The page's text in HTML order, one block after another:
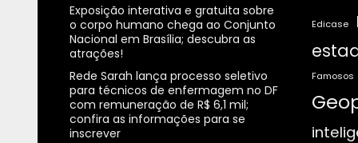
Exposição interativa e gratuita sobre
o corpo humano chega ao Conjunto
Nacional em Brasília; descubra as
atrações!
Rede Sarah lança processo seletivo
para técnicos de enfermagem no DF
com remuneração de R$ 6,1 mil;
confira as informações para se
inscrever
Edicase
Famosos